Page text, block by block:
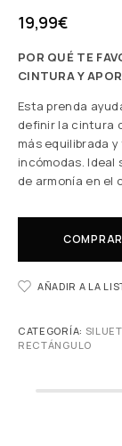
19,99€
POR QUÉ TE
CINTURA Y
Esta prenda
definir la cintura
más equilibrada
incómodas. Ideal
de armonía en el
AÑADIR A LA
CATEGORÍA:
RECTÁNGULO